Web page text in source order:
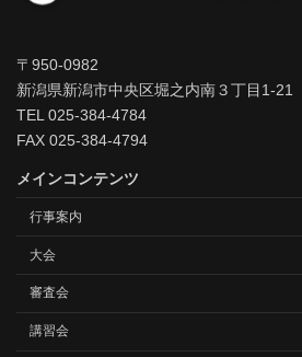
〒950-0982
新潟県新潟市中央区堀之内南３丁目1-
TEL 025-384-4784
FAX 025-384-4794
メインコンテンツ
行事案内
大会
審査会
講習会